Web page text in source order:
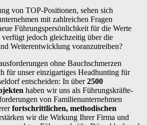
von TOP-Positionen, sehen sich
mit zahlreichen Fragen
Führungspersönlichkeit für die Werte
jedoch gleichzeitig über die
Weiterentwicklung voranzutreiben?
ohne Bauchschmerzen
für unser einzigartiges Headhunting für
entscheiden: In über2500
haben wir uns als Führungskräfte-
von Familienunternehmen
fortschrittlichen, methodischen
wir die Wirkung Ihrer Firma und